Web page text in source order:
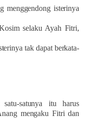
menggendong isterinya
selaku Ayah Fitri,
tak dapat berkata-
satunya itu harus
mengaku Fitri dan